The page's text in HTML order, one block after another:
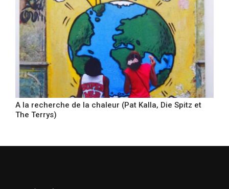
A la recherche de la chaleur (Pat Kalla, Die Spitz et
The Terrys)